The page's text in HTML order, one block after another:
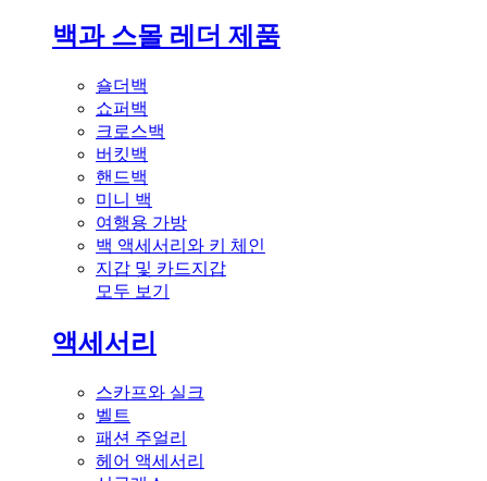
백과 스몰 레더 제품
숄더백
쇼퍼백
크로스백
버킷백
핸드백
미니 백
여행용 가방
백 액세서리와 키 체인
지갑 및 카드지갑
모두 보기
액세서리
스카프와 실크
벨트
패션 주얼리
헤어 액세서리